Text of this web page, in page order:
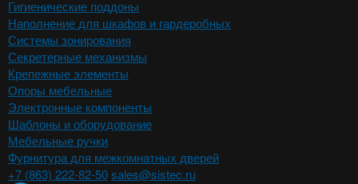
Гигиенические поддоны
Наполнение для шкафов и гардеробных
Системы зонирования
Секретерные механизмы
Крепежные элементы
Опоры мебельные
Электронные компоненты
Шаблоны и оборудование
Мебельные ручки
Фурнитура для межкомнатных дверей
+7 (863) 222-82-50sales@sistec.ru